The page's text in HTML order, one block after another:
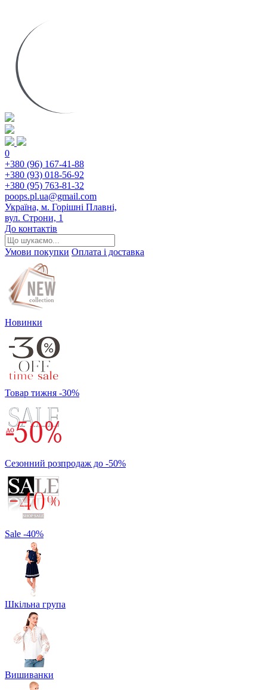
0
+380 (96) 167-41-88
+380 (93) 018-56-92
+380 (95) 763-81-32
poops.pl.ua@gmail.com
Україна, м. Горішні Плавні,
вул. Строни, 1
До контактів
Умови покупки Оплата і доставка
Новинки
Товар тижня -30%
Сезонний розпродаж до -50%
Sale -40%
Шкільна група
Вишиванки